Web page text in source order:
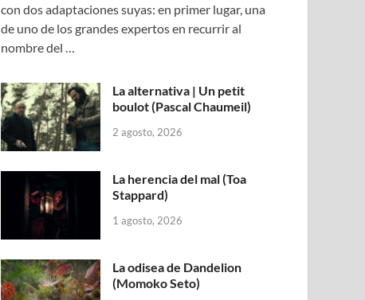
con dos adaptaciones suyas: en primer lugar, una
de uno de los grandes expertos en recurrir al
nombre del …
La alternativa | Un petit
boulot (Pascal Chaumeil)
2 agosto, 2026
La herencia del mal (Toa
Stappard)
1 agosto, 2026
La odisea de Dandelion
(Momoko Seto)